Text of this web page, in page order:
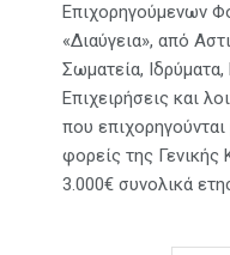
Επιχορηγούμενων
«Διαύγεια», από
Σωματεία, Ιδρύματα,
Επιχειρήσεις και
που
φορείς της
3.000€ συνολικά